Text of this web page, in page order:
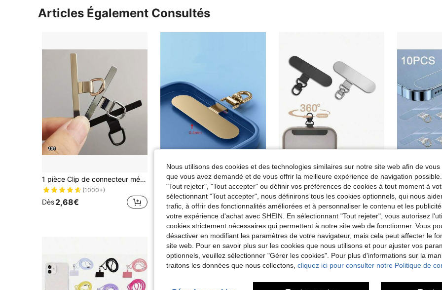
Articles Également Consultés
1 pièce Clip de connecteur métallique pour étui de téléphone, pendentif crochet fin et durable de style zen, n'endommagera pas le téléphone
(1000+)
Dès2,68€
Crochet de tour de cou de téléphone en acier inoxydable à 360°, rondelle de coussinet en métal pour une attache de sangle de téléphone sécurisée
3,58€
Clients très fidèles
1/2 pièces Connecteur de tour de cou de téléphone en acier inoxydable rotatif à 360°, clip en métal ultra-fin convenant pour les coques de téléphone
(1000+)
Dès 2,74€ Dès 2,68€
Nous utilisons des cookies et des technologies similaires sur notre site web afin de
que vous avez demandé et de vous offrir la meilleure expérience de navigation
"Tout rejeter", "Tout accepter" ou définir vos préférences de cookies à tout moment à
sélectionnant "Tout accepter", nous définirons tous les cookies optionnels, qui nous
trafic, à offrir des fonctionnalités améliorées et à personnaliser le contenu et les
votre expérience d'achat avec SHEIN. En sélectionnant "Tout rejeter", vous autorisez
cookies strictement nécessaires qui permettent à notre site web de fonctionner. Vous
désactiver en modifiant les paramètres de votre navigateur, mais cela peut affecter le
site web. Pour en savoir plus sur les cookies que nous utilisons et pour ajuster vos
optionnels, veuillez sélectionner "Gérer les cookies". Pour plus d'informations sur la
traitons les données que nous collectons, cliquez ici pour consulter notre Politique de